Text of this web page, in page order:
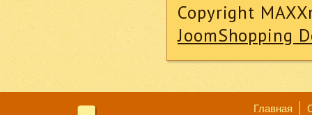
Copyright
JoomShopping
Главная